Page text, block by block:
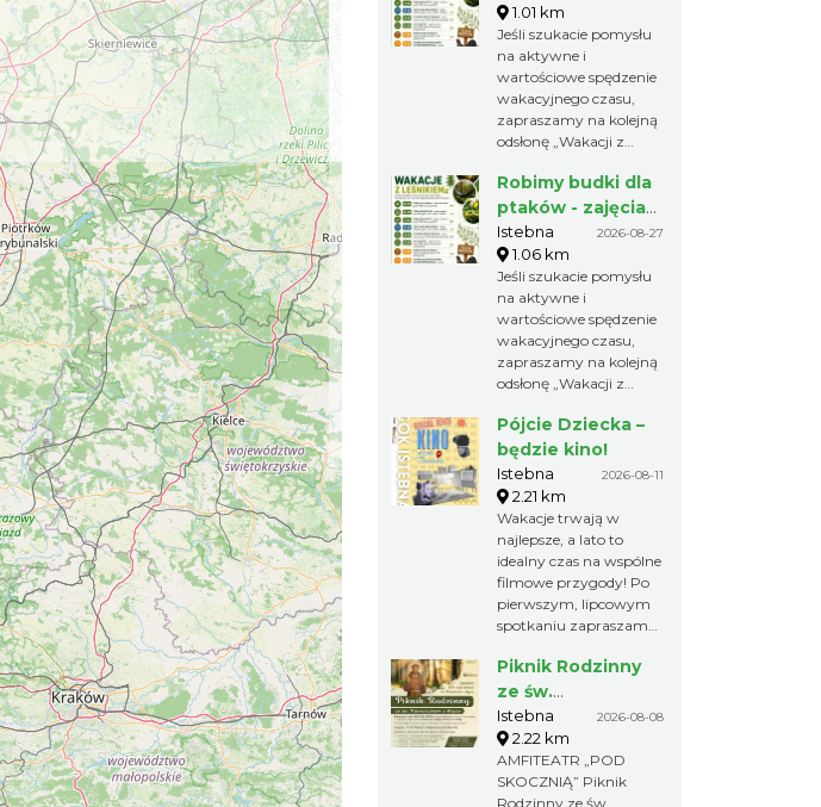
Festiwalu Folkloru
Dziecięcego „
Jaworowy Listek”, który
odbędzie się w dniach
19–20 września 2026 r.
w Hali Sportowo-
Widowiskowej ZSP
do 15 lipca 2026 r. Aby
wziąć udział w
festiwalu należy
wypełnić kartę
zgłoszenia i klauzulę
RODO i wysłać ją na
adres:
jaworowylistek@gmail.com
1.01 km
Jeśli szukacie pomysłu
na aktywne i
wartościowe spędzenie
wakacyjnego czasu,
zapraszamy na kolejną
odsłonę „Wakacji z
Nadleśnictwo Wisła
zaprasza rodziny z
dziećmi na zajęcia
terenowe "Jak czytać
las"? Rozpoczęcie o
godz. 10.00 Zajęcia
bezpłatne. Obowiązują
zapisy pod numerem
532 973 263
Robimy budki dla
ptaków - zajęcia
warsztatowe
Istebna 2026-08-27
1.06 km
Jeśli szukacie pomysłu
na aktywne i
wartościowe spędzenie
wakacyjnego czasu,
zapraszamy na kolejną
odsłonę „Wakacji z
Nadleśnictwo Wisła
zaprasza rodziny z
dziećmi na zajęcia
warsztatowe w Leśnym
Ośrodku Edukacji
Ekologicznej
Rozpoczęcie o godz.
17.00 Zajęcia bezpłatne.
Obowiązują zapisy pod
numerem 532 973 263
Pójcie Dziecka –
będzie kino!
Istebna 2026-08-11
2.21 km
Wakacje trwają w
najlepsze, a lato to
idealny czas na wspólne
filmowe przygody! Po
pierwszym, lipcowym
spotkaniu zapraszamy
„Pójdzie Dziecka, Bedzie
Kino” w GOK Istebna!
Już we wtorek, 11
sierpnia o godz. 18:00
wspólnie obejrzymy
bajkę „Yakari” - pełną
przygód, pięknych
Piknik Rodzinny
ze św.
Franciszkiem z
Asyżu
Istebna 2026-08-08
2.22 km
AMFITEATR „POD
SKOCZNIĄ” Piknik
Rodzinny ze św.